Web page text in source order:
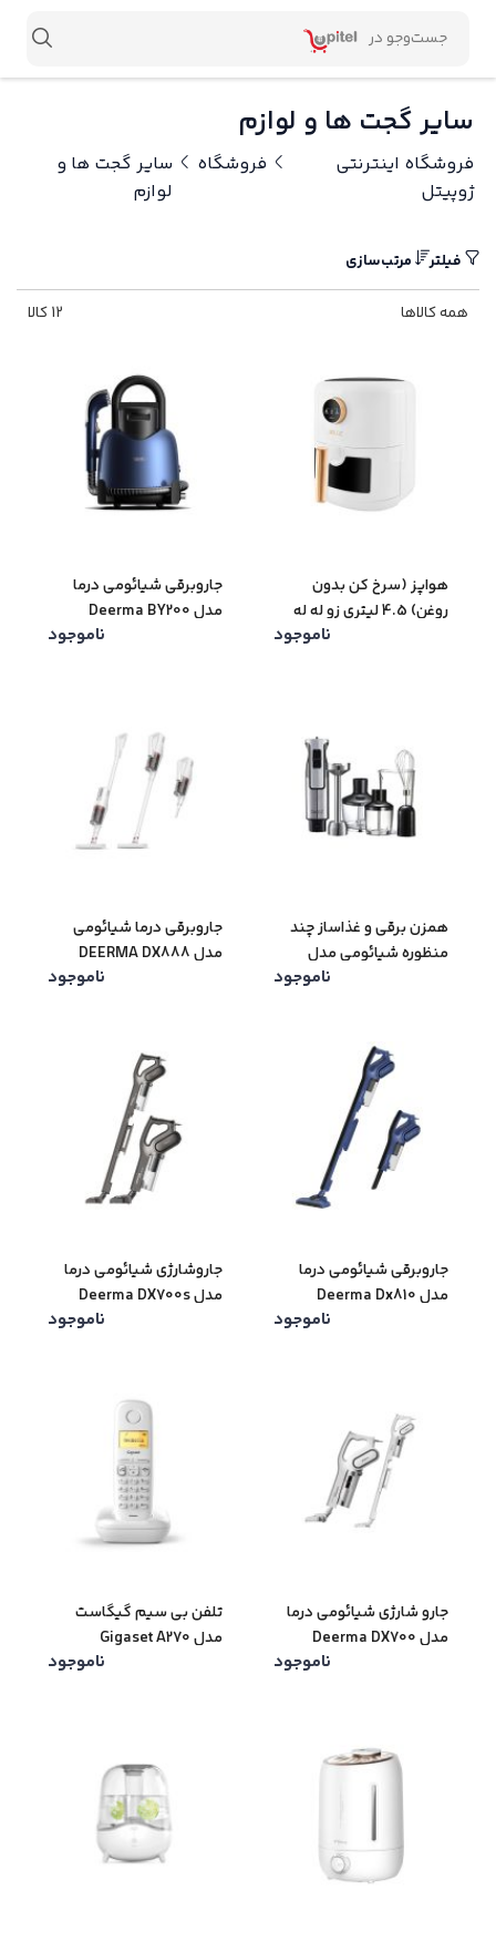
سایر گجت ها و لوازم
فروشگاه اینترنتی
ژوپیتل
فروشگاه
سایر گجت ها و
لوازم
فیلتر مرتب‌سازی
همه کالاها 12 کالا
هواپز (سرخ کن بدون
روغن) 4.5 لیتری زو له له
شیائومی مدل هواپزناموجود
جاروبرقی شیائومی درما
مدل Deerma BY200
ناموجود
همزن برقی و غذاساز چند
منظوره شیائومی مدل
ناموجود
جاروبرقی درما شیائومی
مدل DEERMA DX888
ناموجود
جاروبرقی شیائومی درما
مدل Deerma Dx810
ناموجود
جاروشارژی شیائومی درما
مدل Deerma DX700s
ناموجود
جارو شارژی شیائومی درما
مدل Deerma DX700
ناموجود
تلفن بی سیم گیگاست
مدل Gigaset A270
ناموجود